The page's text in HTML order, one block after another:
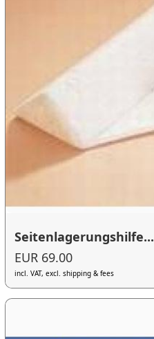
Seitenlagerungshilfe...
EUR 69.00
incl. VAT, excl. shipping & fees